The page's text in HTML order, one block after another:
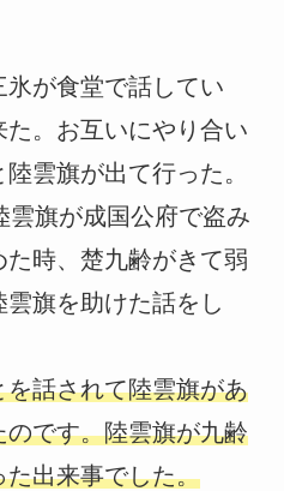
が食堂で話してい
。お互いにやり合い
雲旗が出て行った。
雲旗が成国公府で盗み
時、楚九齢がきて弱
旗を助けた話をし
話されて陸雲旗があ
です。陸雲旗が九齢
出来事でした。